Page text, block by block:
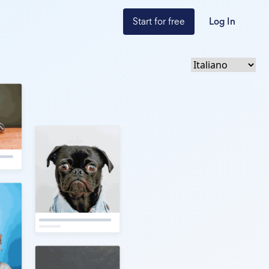
Start for free Log In